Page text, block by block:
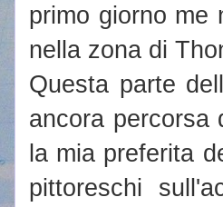
primo giorno me
nella zona di
Questa parte
ancora percorsa
la mia preferita
pittoreschi